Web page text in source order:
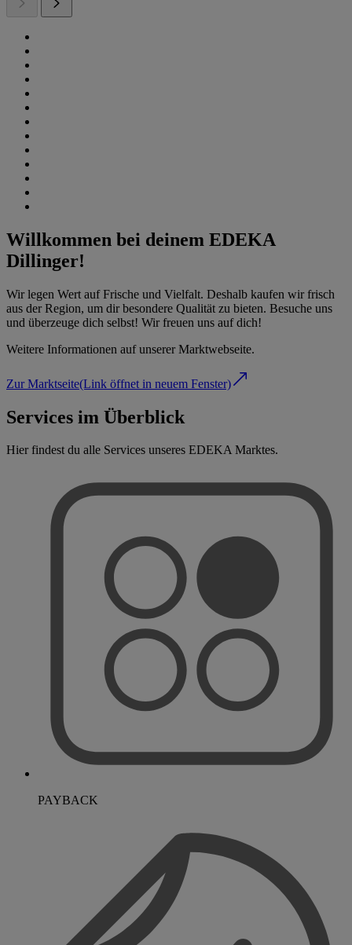
Willkommen bei deinem EDEKA
Dillinger!
Wir legen Wert auf Frische und Vielfalt. Deshalb kaufen wir frisch
aus der Region, um dir besondere Qualität zu bieten. Besuche uns
und überzeuge dich selbst! Wir freuen uns auf dich!
Weitere Informationen auf unserer Marktwebseite.
Zur Marktseite(Link öffnet in neuem Fenster)
Services im Überblick
Hier findest du alle Services unseres EDEKA Marktes.
PAYBACK